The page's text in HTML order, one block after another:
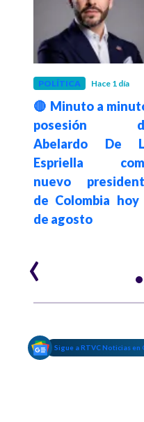
POLÍTICA Hace 1 día
🔴 Minuto a
posesión
Abelardo De
Espriella
nuevo
de Colombia hoy
de agosto
‹
Sigue a RTVC Noticias